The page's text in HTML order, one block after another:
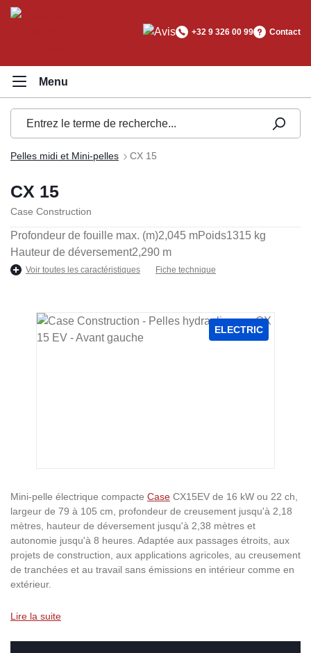
principal
+32 9 326 00 99 Contact
Pelles midi et Mini-pelles CX 15
CX 15
Case Construction
Profondeur de fouille max. (m)2,045 mPoids1315 kg
Hauteur de déversement2,290 m
Voir toutes les caractéristiques Fiche technique
Ignorer la galerie d'images
ELECTRIC
Mini-pelle électrique compacte Case CX15EV de 16 kW ou 22 ch,
largeur de 79 à 105 cm, profondeur de creusement jusqu'à 2,18
mètres, hauteur de déversement jusqu'à 2,38 mètres et
autonomie jusqu'à 8 heures. Adaptée aux passages étroits, aux
projets de construction, aux applications agricoles, au creusement
de tranchées et au travail sans émissions en intérieur comme en
extérieur.
Lire la suite